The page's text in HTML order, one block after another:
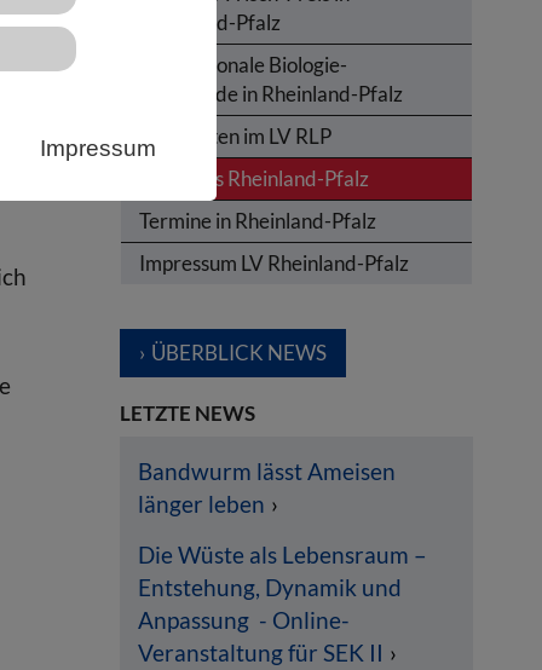
Impressum
Rheinland-Pfalz
Internationale Biologie-
Olympiade in Rheinland-Pfalz
Aktivitäten im LV RLP
News aus Rheinland-Pfalz
Termine in Rheinland-Pfalz
Impressum LV Rheinland-Pfalz
ÜBERBLICK NEWS
LETZTE NEWS
Bandwurm lässt Ameisen
länger leben
Die Wüste als Lebensraum –
Entstehung, Dynamik und
Anpassung - Online-
Veranstaltung für SEK II